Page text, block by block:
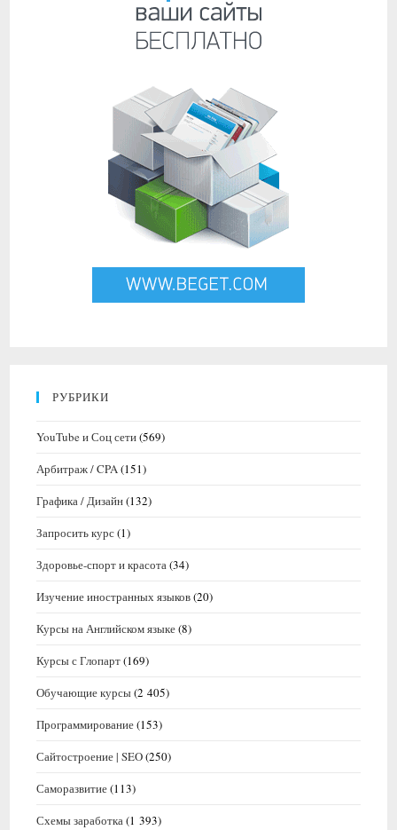
РУБРИКИ
YouTube и Соц сети(569)
Арбитраж / CPA(151)
Графика / Дизайн(132)
Запросить курс(1)
Здоровье-спорт и красота(34)
Изучение иностранных языков(20)
Курсы на Английском языке(8)
Курсы с Глопарт(169)
Обучающие курсы(2 405)
Программирование(153)
Сайтостроение | SEO(250)
Саморазвитие(113)
Схемы заработка(1 393)